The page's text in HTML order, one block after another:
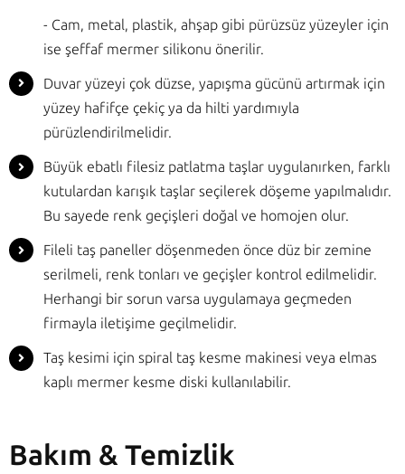
- Cam, metal, plastik, ahşap gibi pürüzsüz yüzeyler için
ise şeffaf mermer silikonu önerilir.
Duvar yüzeyi çok düzse, yapışma gücünü artırmak için
yüzey hafifçe çekiç ya da hilti yardımıyla
pürüzlendirilmelidir.
Büyük ebatlı filesiz patlatma taşlar uygulanırken, farklı
kutulardan karışık taşlar seçilerek döşeme yapılmalıdır.
Bu sayede renk geçişleri doğal ve homojen olur.
Fileli taş paneller döşenmeden önce düz bir zemine
serilmeli, renk tonları ve geçişler kontrol edilmelidir.
Herhangi bir sorun varsa uygulamaya geçmeden
firmayla iletişime geçilmelidir.
Taş kesimi için spiral taş kesme makinesi veya elmas
kaplı mermer kesme diski kullanılabilir.
Bakım & Temizlik